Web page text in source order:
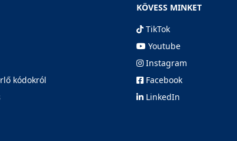
kódokról
KÖVESS MINKET
TikTok
Youtube
Instagram
Facebook
LinkedIn